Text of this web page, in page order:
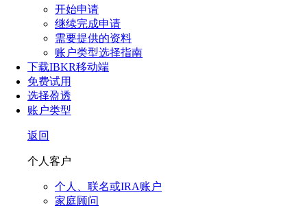
开始申请
继续完成申请
需要提供的资料
账户类型选择指南
下载IBKR移动端
免费试用
选择盈透
账户类型
返回
个人客户
个人、联名或IRA账户
家庭顾问